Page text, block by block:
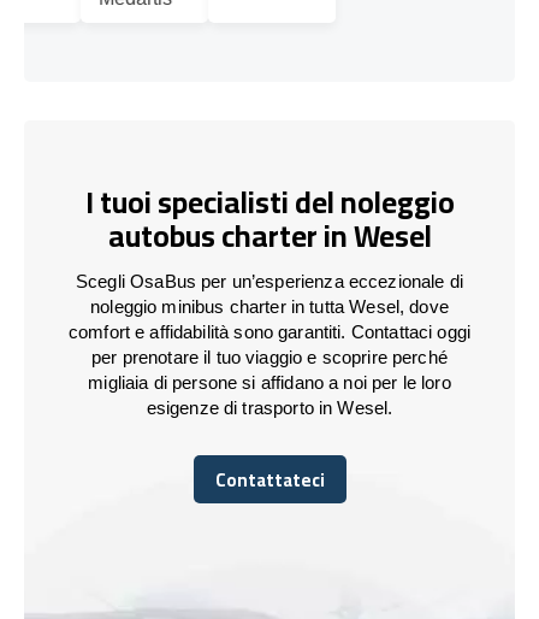
I tuoi specialisti del noleggio
autobus charter in Wesel
Scegli OsaBus per un’esperienza eccezionale di
noleggio minibus charter in tutta Wesel, dove
comfort e affidabilità sono garantiti. Contattaci oggi
per prenotare il tuo viaggio e scoprire perché
migliaia di persone si affidano a noi per le loro
esigenze di trasporto in Wesel.
Contattateci
Contattateci